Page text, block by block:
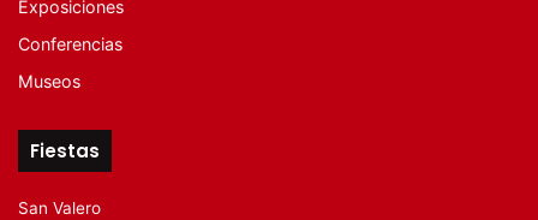
Exposiciones
Conferencias
Museos
Fiestas
San Valero